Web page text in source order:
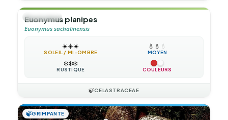
🌲ARBUSTE
Euonymus planipes
Euonymus sachalinensis
☀️☀️☀️
SOLEIL / MI-OMBRE
💧 💧 💧
MOYEN
❄️❄️❄️
RUSTIQUE COULEURS
🍃CELASTRACEAE
🍃GRIMPANTE